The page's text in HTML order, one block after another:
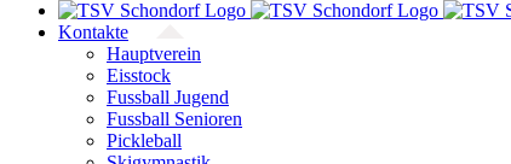
Kontakte
Hauptverein
Eisstock
Fussball Jugend
Fussball Senioren
Pickleball